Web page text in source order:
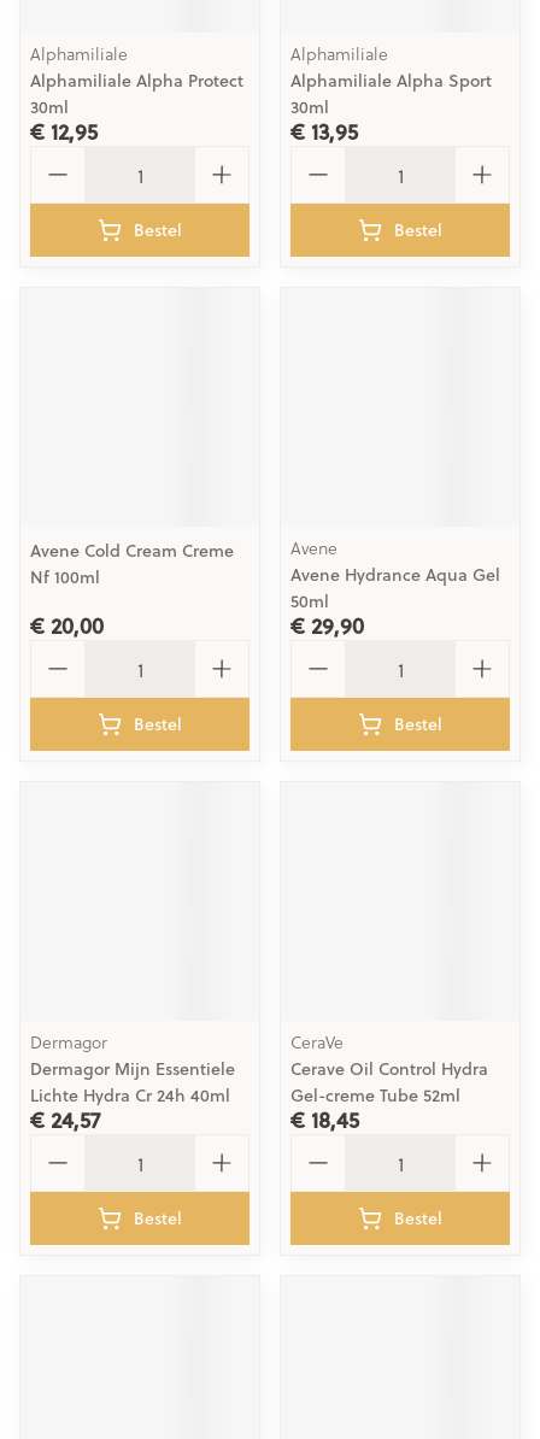
Alphamiliale
Alphamiliale Alpha Protect
30ml
€ 12,95
Bestel
Alphamiliale
Alphamiliale Alpha Sport
30ml
€ 13,95
Bestel
Avene Cold Cream Creme
Nf 100ml
€ 20,00
Bestel
Avene
Avene Hydrance Aqua Gel
50ml
€ 29,90
Bestel
Dermagor
Dermagor Mijn Essentiele
Lichte Hydra Cr 24h 40ml
€ 24,57
Bestel
CeraVe
Cerave Oil Control Hydra
Gel-creme Tube 52ml
€ 18,45
Bestel